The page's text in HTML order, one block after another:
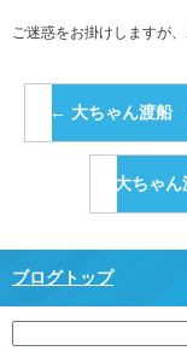
ご迷惑をお掛けしますが
← 大ちゃん渡船
大ちゃ
ブログトップ